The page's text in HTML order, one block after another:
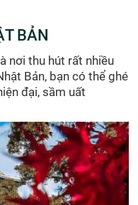
BẢN
nơi thu hút rất nhiều
Bản, bạn có thể ghé
đại, sầm uất